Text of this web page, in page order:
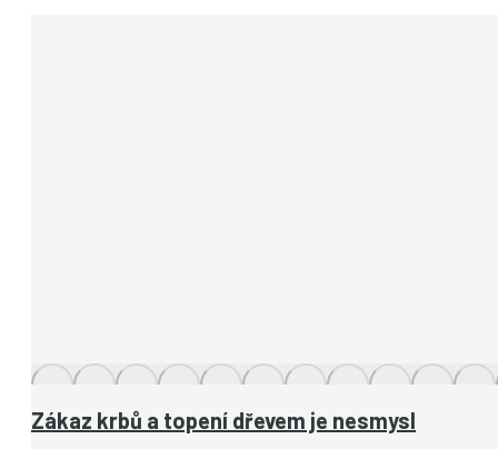
Zákaz krbů a topení dřevem je nesmysl